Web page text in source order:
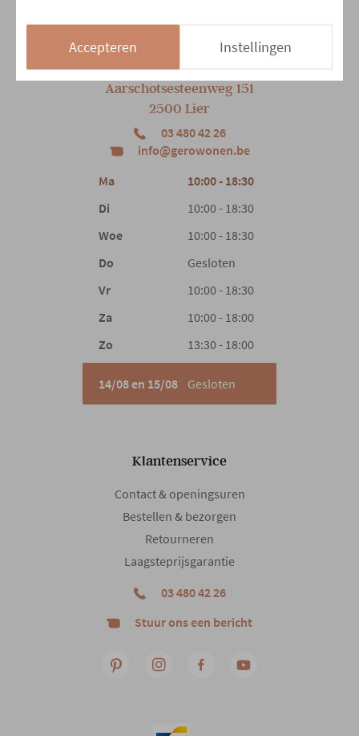
Hoofdkleur
Grijs
Hoofdmateriaal Leder
Materiaal rug Leder
Soft
Kruispoot
Manueel
Ja
Tijdloos comfort
Aarschotsesteenweg 151
2500 Lier
03 480 42 26
info@gerowonen.be
Ma
10:00 - 18:30
Di
10:00 - 18:30
Woe
10:00 - 18:30
Do
Gesloten
Vr
10:00 - 18:30
Za
10:00 - 18:00
Zo
13:30 - 18:00
14/08 en 15/08 Gesloten
Klantenservice
Contact & openingsuren
Bestellen & bezorgen
Retourneren
Laagsteprijsgarantie
03 480 42 26
Stuur ons een bericht
Accepteren Instellingen